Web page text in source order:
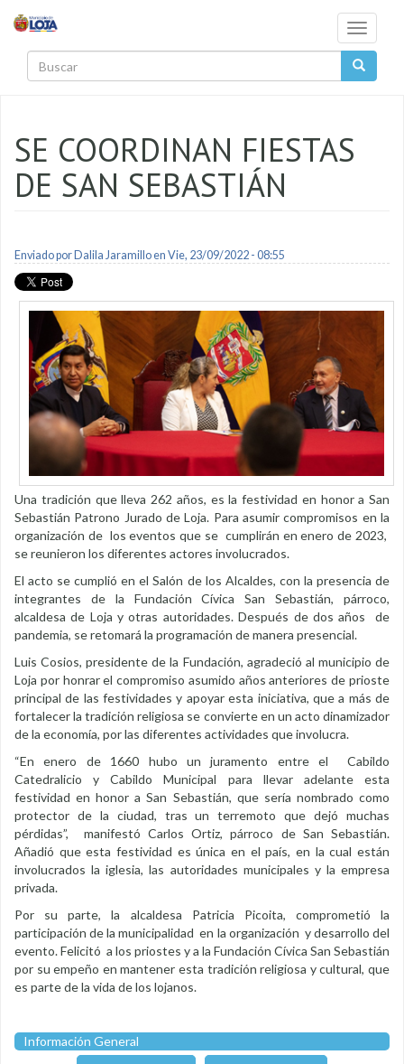
Toggle
SE COORDINAN FIESTAS
DE SAN SEBASTIÁN
Enviado por Dalila Jaramilloen Vie, 23/09/2022 - 08:55
Una tradición que lleva 262 años, es la festividad en honor a San
Sebastián Patrono Jurado de Loja. Para asumir compromisos en la
organización de los eventos que se cumplirán en enero de 2023,
se reunieron los diferentes actores involucrados.
El acto se cumplió en el Salón de los Alcaldes, con la presencia de
integrantes de la Fundación Cívica San Sebastián, párroco,
alcaldesa de Loja y otras autoridades. Después de dos años de
pandemia, se retomará la programación de manera presencial.
Luis Cosios, presidente de la Fundación, agradeció al municipio de
Loja por honrar el compromiso asumido años anteriores de prioste
principal de las festividades y apoyar esta iniciativa, que a más de
fortalecer la tradición religiosa se convierte en un acto dinamizador
de la economía, por las diferentes actividades que involucra.
“En enero de 1660 hubo un juramento entre el Cabildo
Catedralicio y Cabildo Municipal para llevar adelante esta
festividad en honor a San Sebastián, que sería nombrado como
protector de la ciudad, tras un terremoto que dejó muchas
pérdidas”, manifestó Carlos Ortiz, párroco de San Sebastián.
Añadió que esta festividad es única en el país, en la cual están
involucrados la iglesia, las autoridades municipales y la empresa
privada.
Por su parte, la alcaldesa Patricia Picoita, comprometió la
participación de la municipalidad en la organización y desarrollo del
evento. Felicitó a los priostes y a la Fundación Cívica San Sebastián
por su empeño en mantener esta tradición religiosa y cultural, que
es parte de la vida de los lojanos.
Información General